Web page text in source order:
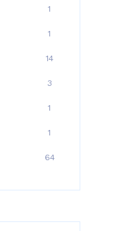
1
1
14
3
1
1
64